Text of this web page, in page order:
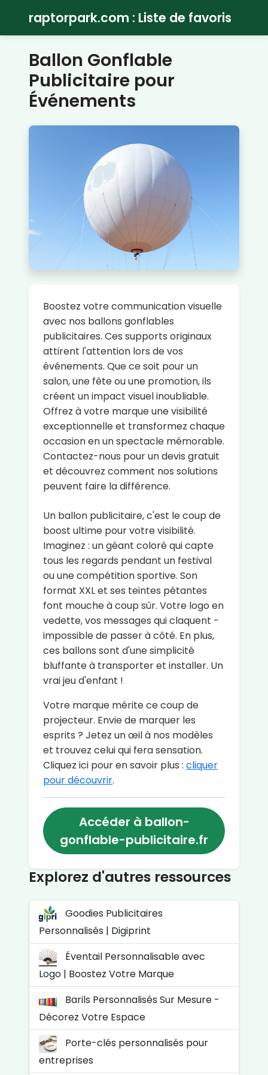
raptorpark.com : Liste de favoris
Ballon Gonflable
Publicitaire pour
Événements
Boostez votre communication visuelle
avec nos ballons gonflables
publicitaires. Ces supports originaux
attirent l'attention lors de vos
événements. Que ce soit pour un
salon, une fête ou une promotion, ils
créent un impact visuel inoubliable.
Offrez à votre marque une visibilité
exceptionnelle et transformez chaque
occasion en un spectacle mémorable.
Contactez-nous pour un devis gratuit
et découvrez comment nos solutions
peuvent faire la différence.
Un ballon publicitaire, c'est le coup de
boost ultime pour votre visibilité.
Imaginez : un géant coloré qui capte
tous les regards pendant un festival
ou une compétition sportive. Son
format XXL et ses teintes pétantes
font mouche à coup sûr. Votre logo en
vedette, vos messages qui claquent -
impossible de passer à côté. En plus,
ces ballons sont d'une simplicité
bluffante à transporter et installer. Un
vrai jeu d'enfant !
Votre marque mérite ce coup de
projecteur. Envie de marquer les
esprits ? Jetez un œil à nos modèles
et trouvez celui qui fera sensation.
Cliquez ici pour en savoir plus : cliquer
pour découvrir.
Accéder à ballon-
gonflable-publicitaire.fr
Explorez d'autres ressources
Goodies Publicitaires
Personnalisés | Digiprint
Éventail Personnalisable avec
Logo | Boostez Votre Marque
Barils Personnalisés Sur Mesure -
Décorez Votre Espace
Porte-clés personnalisés pour
entreprises